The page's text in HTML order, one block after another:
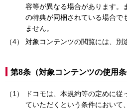
容等が異なる場合があります。
の特典が同梱されている場合で
ません。
対象コンテンツの閲覧には、別
第8条（対象コンテンツの使用条
ドコモは、本規約等の定めに
ていただくという条件において